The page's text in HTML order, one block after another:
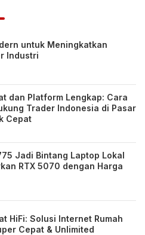
untuk Meningkatkan
Industri
dan Platform Lengkap: Cara
Trader Indonesia di Pasar
Cepat
Jadi Bintang Laptop Lokal
RTX 5070 dengan Harga
HiFi: Solusi Internet Rumah
Cepat & Unlimited